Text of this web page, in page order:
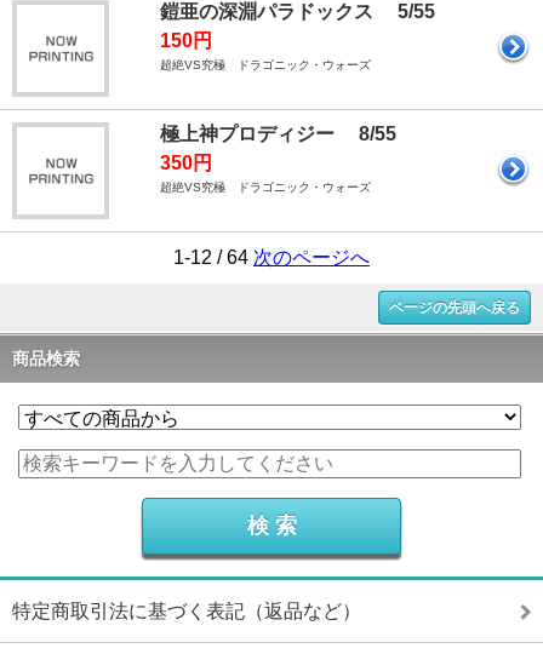
鎧亜の深淵パラドックス 5/55
150円
超絶VS究極 ドラゴニック・ウォーズ
極上神プロディジー 8/55
350円
超絶VS究極 ドラゴニック・ウォーズ
1-12 / 64 次のページへ
ページの先頭へ戻る
商品検索
特定商取引法に基づく表記（返品など）